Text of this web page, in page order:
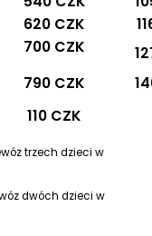
620 CZK
700 CZK
790 CZK
110 CZK
trzech dzieci w
dwóch dzieci w